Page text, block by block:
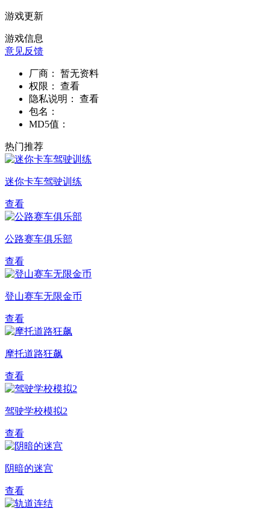
游戏更新
游戏信息
意见反馈
厂商：
暂无资料
权限：
查看
隐私说明：
查看
包名：
MD5值：
热门推荐
迷你卡车驾驶训练
查看
公路赛车俱乐部
查看
登山赛车无限金币
查看
摩托道路狂飙
查看
驾驶学校模拟2
查看
阴暗的迷宫
查看